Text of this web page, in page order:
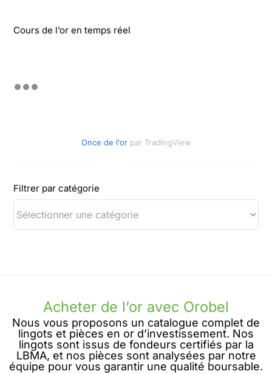
Cours de l’or en temps réel
Once de l'or par TradingView
Filtrer par catégorie
Acheter de l’or avec Orobel
Nous vous proposons un catalogue complet de
lingots et pièces en or d’investissement. Nos
lingots sont issus de fondeurs certifiés par la
LBMA, et nos pièces sont analysées par notre
équipe pour vous garantir une qualité boursable.